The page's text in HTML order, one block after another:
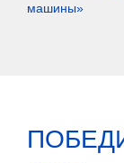
машины»